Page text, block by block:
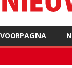
VOORPAGINA